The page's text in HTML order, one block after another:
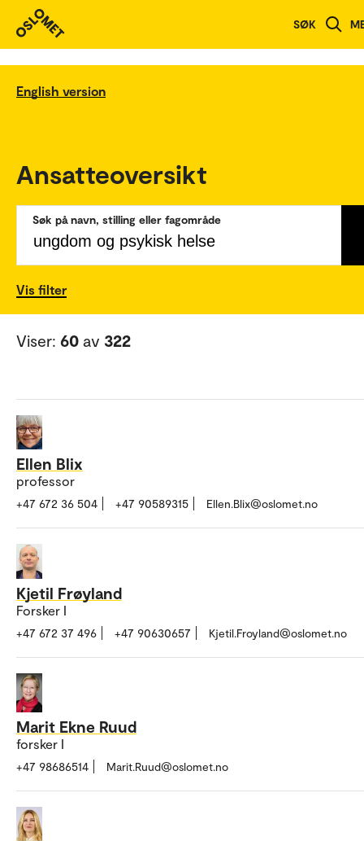
SØK
English version
Ansatteoversikt
Søk på navn, stilling eller fagområde
Vis filter
Viser: 60 av 322
Ellen Blix
professor
+47 672 36 504 +47 90589315 Ellen.Blix@oslomet.no
Kjetil Frøyland
Forsker I
+47 672 37 496 +47 90630657 Kjetil.Froyland@oslomet.no
Marit Ekne Ruud
forsker I
+47 98686514 Marit.Ruud@oslomet.no